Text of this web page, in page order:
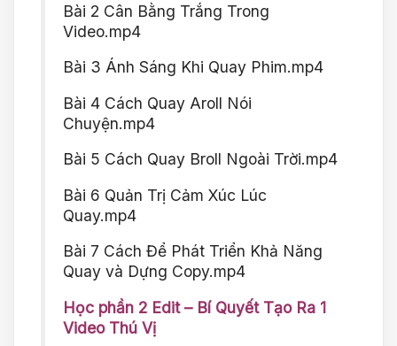
Bài 2 Cân Bằng Trắng Trong
Video.mp4
Bài 3 Ánh Sáng Khi Quay Phim.mp4
Bài 4 Cách Quay Aroll Nói
Chuyện.mp4
Bài 5 Cách Quay Broll Ngoài Trời.mp4
Bài 6 Quản Trị Cảm Xúc Lúc
Quay.mp4
Bài 7 Cách Để Phát Triển Khả Năng
Quay và Dựng Copy.mp4
Học phần 2 Edit – Bí Quyết Tạo Ra 1
Video Thú Vị